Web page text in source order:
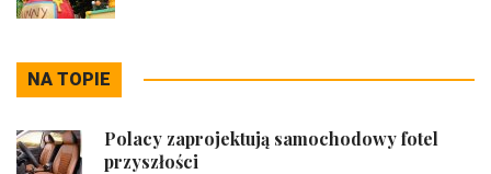
NA TOPIE
Polacy zaprojektują samochodowy fotel
przyszłości